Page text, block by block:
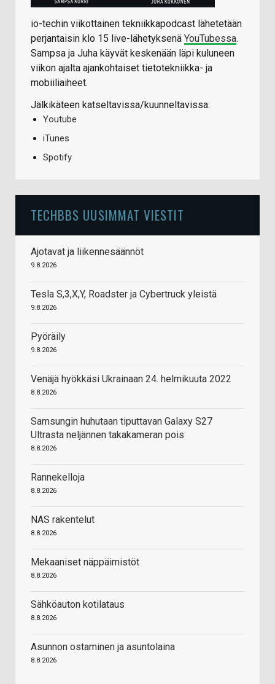
io-techin viikottainen tekniikkapodcast lähetetään
perjantaisin klo 15 live-lähetyksenä YouTubessa.
Sampsa ja Juha käyvät keskenään läpi kuluneen
viikon ajalta ajankohtaiset tietotekniikka- ja
mobiiliaiheet.
Jälkikäteen katseltavissa/kuunneltavissa:
Youtube
iTunes
Spotify
TECHBBS UUSIMMAT VIESTIT
Ajotavat ja liikennesäännöt
9.8.2026
Tesla S,3,X,Y, Roadster ja Cybertruck yleistä
9.8.2026
Pyöräily
9.8.2026
Venäjä hyökkäsi Ukrainaan 24. helmikuuta 2022
8.8.2026
Samsungin huhutaan tiputtavan Galaxy S27
Ultrasta neljännen takakameran pois
8.8.2026
Rannekelloja
8.8.2026
NAS rakentelut
8.8.2026
Mekaaniset näppäimistöt
8.8.2026
Sähköauton kotilataus
8.8.2026
Asunnon ostaminen ja asuntolaina
8.8.2026